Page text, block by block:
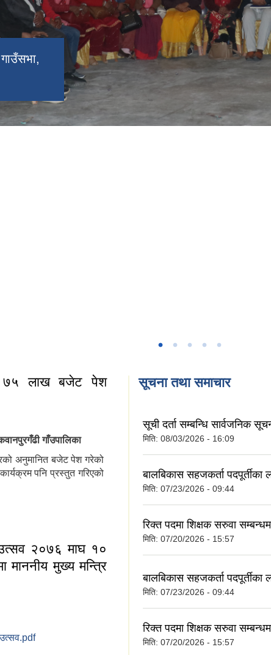
७५ लाख बजेट पेश
गाँउपालिका
अनुमानित बजेट पेश गरेको
पनि प्रस्तुत गरिएको
२०७६ माघ १०
माननीय मुख्य मन्त्रि
सूचना तथा समाचार
सूची दर्ता सम्बन्धि सार्वजनिक
मिति: 08/03/2026 - 16:09
बालबिकास सहजकर्ता पदपूर्तीका
मिति: 07/23/2026 - 09:44
रिक्त पदमा शिक्षक सरुवा
मिति: 07/20/2026 - 15:57
बालबिकास सहजकर्ता पदपूर्तीका
मिति: 07/23/2026 - 09:44
रिक्त पदमा शिक्षक सरुवा
मिति: 07/20/2026 - 15:57